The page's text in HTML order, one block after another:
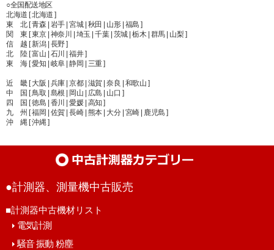
○全国配送地区
北海道 [ 北海道 ]
東 北 [ 青森 | 岩手 | 宮城 | 秋田 | 山形 | 福島 ]
関 東 [ 東京 | 神奈川 | 埼玉 | 千葉 | 茨城 | 栃木 | 群馬 | 山梨 ]
信 越 [ 新潟 | 長野 ]
北 陸 [ 富山 | 石川 | 福井 ]
東 海 [ 愛知 | 岐阜 | 静岡 | 三重 ]
近 畿 [ 大阪 | 兵庫 | 京都 | 滋賀 | 奈良 | 和歌山 ]
中 国 [ 鳥取 | 島根 | 岡山 | 広島 | 山口 ]
四 国 [ 徳島 | 香川 | 愛媛 | 高知 ]
九 州 [ 福岡 | 佐賀 | 長崎 | 熊本 | 大分 | 宮崎 | 鹿児島 ]
沖 縄 [ 沖縄 ]
●計測器、測量機中古販売
■計測器中古機材リスト
電気計測
騒音 振動 粉塵